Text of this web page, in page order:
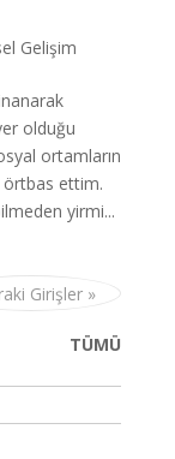
Gelişim
olduğu
ortamların
örtbas ettim.
yirmi...
Girişler »
TÜMÜ